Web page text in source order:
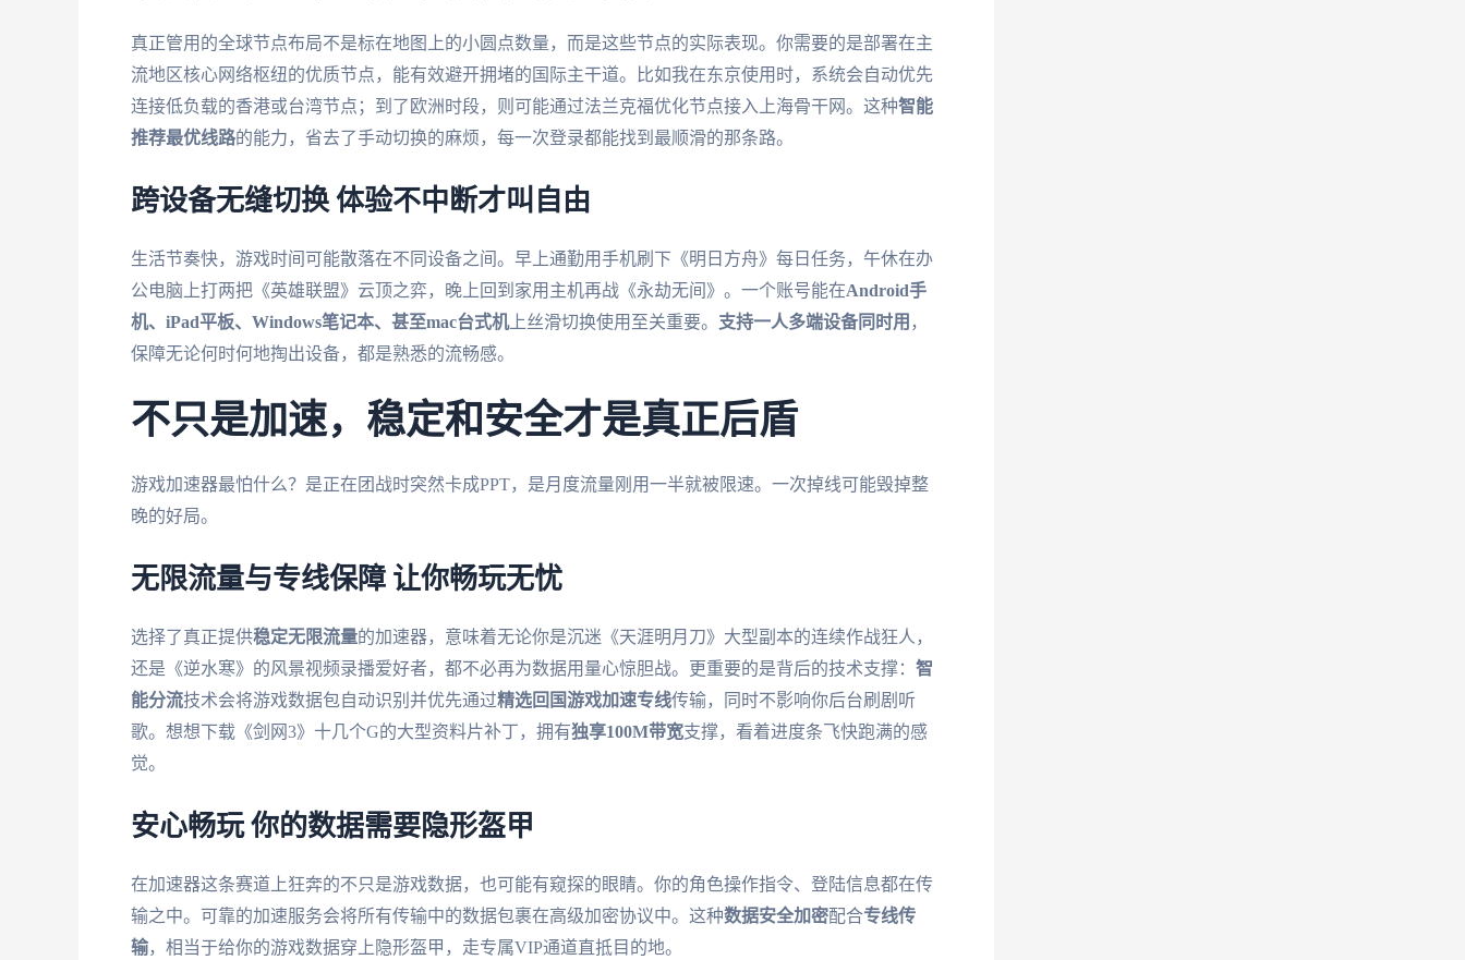
真正管用的全球节点布局不是标在地图上的小圆点数量，而是这些节点的实际表现。你需要的是部署在主
流地区核心网络枢纽的优质节点，能有效避开拥堵的国际主干道。比如我在东京使用时，系统会自动优先
连接低负载的香港或台湾节点；到了欧洲时段，则可能通过法兰克福优化节点接入上海骨干网。这种智能
推荐最优线路的能力，省去了手动切换的麻烦，每一次登录都能找到最顺滑的那条路。
跨设备无缝切换 体验不中断才叫自由
生活节奏快，游戏时间可能散落在不同设备之间。早上通勤用手机刷下《明日方舟》每日任务，午休在办
公电脑上打两把《英雄联盟》云顶之弈，晚上回到家用主机再战《永劫无间》。一个账号能在Android手
机、iPad平板、Windows笔记本、甚至mac台式机上丝滑切换使用至关重要。 支持一人多端设备同时用 ，
保障无论何时何地掏出设备，都是熟悉的流畅感。
不只是加速，稳定和安全才是真正后盾
游戏加速器最怕什么？是正在团战时突然卡成PPT，是月度流量刚用一半就被限速。一次掉线可能毁掉整
晚的好局。
无限流量与专线保障 让你畅玩无忧
选择了真正提供稳定无限流量的加速器，意味着无论你是沉迷《天涯明月刀》大型副本的连续作战狂人，
还是《逆水寒》的风景视频录播爱好者，都不必再为数据用量心惊胆战。更重要的是背后的技术支撑： 智
能分流技术会将游戏数据包自动识别并优先通过精选回国游戏加速专线传输，同时不影响你后台刷剧听
歌。想想下载《剑网3》十几个G的大型资料片补丁，拥有独享100M带宽支撑，看着进度条飞快跑满的感
觉。
安心畅玩 你的数据需要隐形盔甲
在加速器这条赛道上狂奔的不只是游戏数据，也可能有窥探的眼睛。你的角色操作指令、登陆信息都在传
输之中。可靠的加速服务会将所有传输中的数据包裹在高级加密协议中。这种数据安全加密配合专线传
输，相当于给你的游戏数据穿上隐形盔甲，走专属VIP通道直抵目的地。